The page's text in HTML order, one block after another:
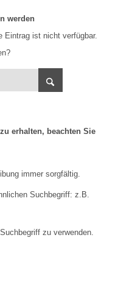
werden
Eintrag ist nicht verfügbar.
erhalten, beachten Sie
immer sorgfältig.
Suchbegriff: z.B.
zu verwenden.